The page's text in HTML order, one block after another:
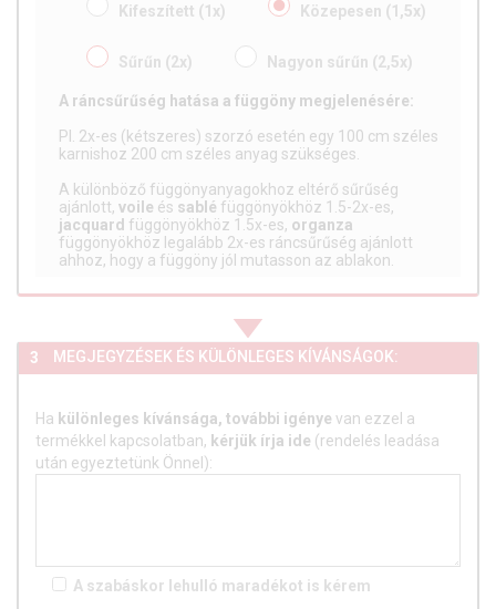
Kifeszített (1x) Közepesen (1,5x)
Sűrűn (2x) Nagyon sűrűn (2,5x)
A ráncsűrűség hatása a függöny megjelenésére:
Pl. 2x-es (kétszeres) szorzó esetén egy 100 cm széles
karnishoz 200 cm széles anyag szükséges.
A különböző függönyanyagokhoz eltérő sűrűség
ajánlott, voile és sablé függönyökhöz 1.5-2x-es,
jacquard függönyökhöz 1.5x-es, organza
függönyökhöz legalább 2x-es ráncsűrűség ajánlott
ahhoz, hogy a függöny jól mutasson az ablakon.
3 MEGJEGYZÉSEK ÉS KÜLÖNLEGES KÍVÁNSÁGOK:
Ha különleges kívánsága, további igénye van ezzel a
termékkel kapcsolatban, kérjük írja ide (rendelés leadása
után egyeztetünk Önnel):
A szabáskor lehulló maradékot is kérem